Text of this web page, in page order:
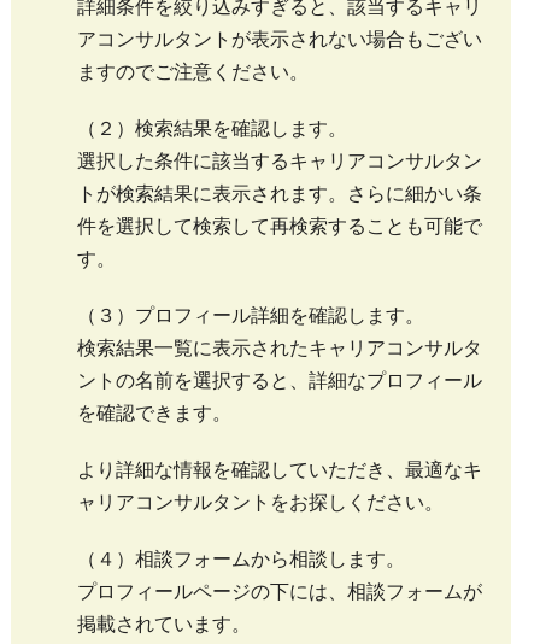
詳細条件を絞り込みすぎると、該当するキャリ
アコンサルタントが表示されない場合もござい
ますのでご注意ください。
（２）検索結果を確認します。
選択した条件に該当するキャリアコンサルタン
トが検索結果に表示されます。さらに細かい条
件を選択して検索して再検索することも可能で
す。
（３）プロフィール詳細を確認します。
検索結果一覧に表示されたキャリアコンサルタ
ントの名前を選択すると、詳細なプロフィール
を確認できます。
より詳細な情報を確認していただき、最適なキ
ャリアコンサルタントをお探しください。
（４）相談フォームから相談します。
プロフィールページの下には、相談フォームが
掲載されています。